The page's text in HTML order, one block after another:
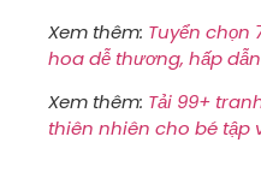
Xem thêm: Tuyển chọn
hoa dễ thương, hấp
Xem thêm: Tải 99+
thiên nhiên cho bé tập